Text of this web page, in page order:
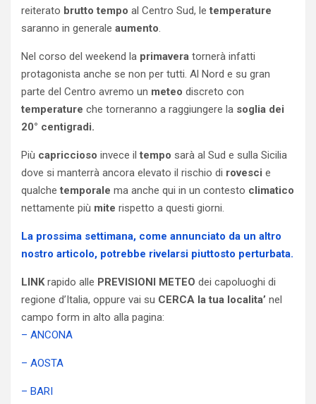
reiterato brutto tempo al Centro Sud, letemperature
saranno in generale aumento.
Nel corso del weekend la primavera tornerà infatti
protagonista anche se non per tutti. Al Nord e su gran
parte del Centro avremo un meteo discreto con
temperature che torneranno a raggiungere la soglia dei
20° centigradi.
Più capriccioso invece iltempo sarà al Sud e sulla Sicilia
dove si manterrà ancora elevato il rischio di rovesci e
qualchetemporale ma anche qui in un contesto climatico
nettamente più mite rispetto a questi giorni.
La prossima settimana, come annunciato da un altro
nostro articolo, potrebbe rivelarsi piuttosto perturbata.
LINKrapido alle PREVISIONI METEO dei capoluoghi di
regione d’Italia, oppure vai su CERCA la tua localita’ nel
campo form in alto alla pagina:
– ANCONA
– AOSTA
– BARI